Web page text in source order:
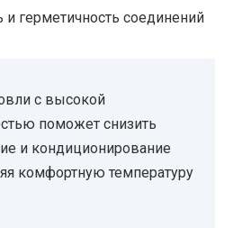
и герметичность соединений
с высокой
поможет снизить
и кондиционирование
комфортную температуру